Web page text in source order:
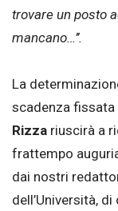
trovare un posto
mancano…’’.
La
scadenza fissata
Rizza riuscirà a
frattempo
dai nostri
dell’Università,